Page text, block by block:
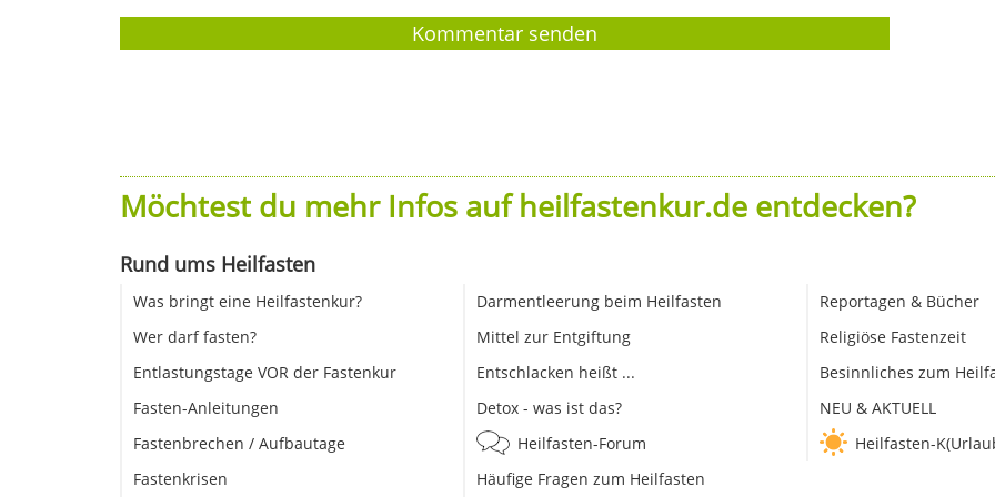
Möchtest du mehr Infos auf heilfastenkur.de entdecken?
Rund ums Heilfasten
Was bringt eine Heilfastenkur?
Wer darf fasten?
Entlastungstage VOR der Fastenkur
Fasten-Anleitungen
Fastenbrechen / Aufbautage
Fastenkrisen
Darmentleerung beim Heilfasten
Mittel zur Entgiftung
Entschlacken heißt ...
Detox - was ist das?
Heilfasten-Forum
Häufige Fragen zum Heilfasten
Reportagen & Bücher
Religiöse Fastenzeit
Besinnliches zum
NEU & AKTUELL
Heilfasten-